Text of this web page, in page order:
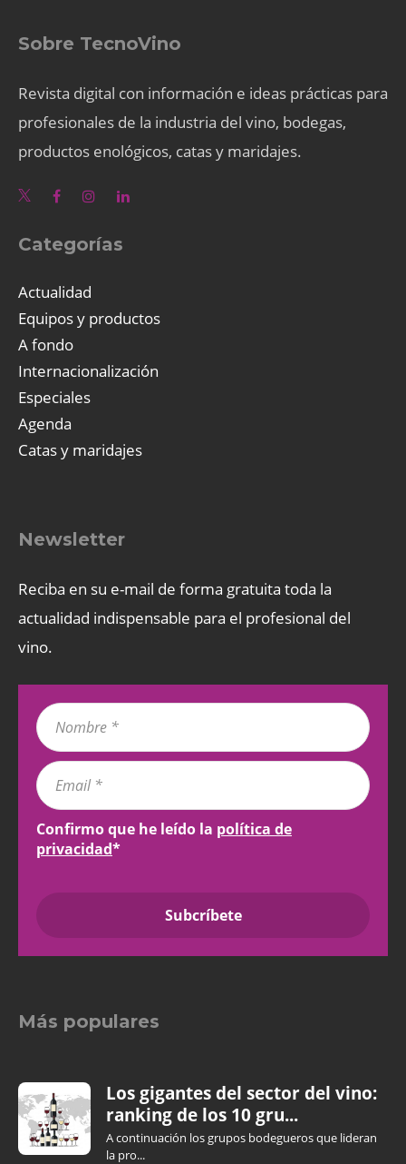
Sobre TecnoVino
Revista digital con información e ideas prácticas para
profesionales de la industria del vino, bodegas,
productos enológicos, catas y maridajes.
Categorías
Actualidad
Equipos y productos
A fondo
Internacionalización
Especiales
Agenda
Catas y maridajes
Newsletter
Reciba en su e-mail de forma gratuita toda la
actualidad indispensable para el profesional del
vino.
Confirmo que he leído la política de
privacidad*
Más populares
Los gigantes del sector del vino:
ranking de los 10 gru...
A continuación los grupos bodegueros que lideran
la pro...